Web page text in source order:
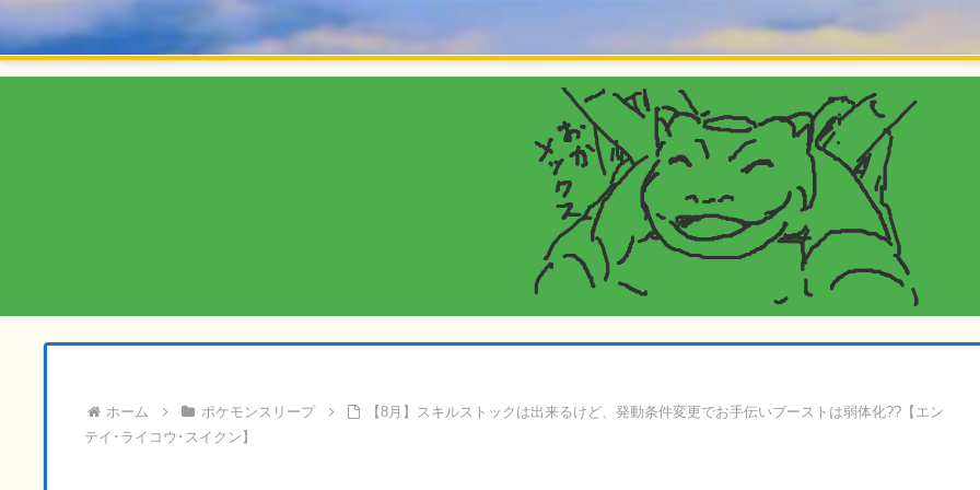
ホーム ポケモンスリープ
【8月】スキルストックは出来るけど、発動条件変更でお手伝いブーストは弱体化??【エン
テイ･ライコウ･スイクン】